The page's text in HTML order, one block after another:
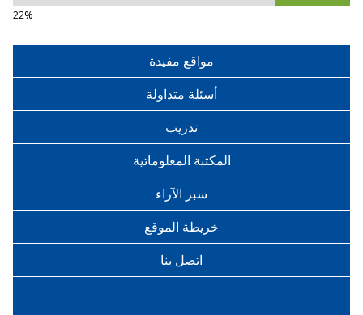
22%
مواقع مفيدة
أسئلة متداولة
تدريب
المكتبة المعلوماتية
سبر الآراء
خريطة الموقع
اتصل بنا